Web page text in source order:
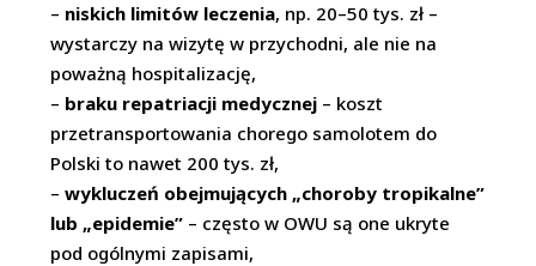
– niskich limitów leczenia, np. 20–50 tys. zł –
wystarczy na wizytę w przychodni, ale nie na
poważną hospitalizację,
– braku repatriacji medycznej – koszt
przetransportowania chorego samolotem do
Polski to nawet 200 tys. zł,
–wykluczeń obejmujących „choroby tropikalne”
lub „epidemie” – często w OWU są one ukryte
pod ogólnymi zapisami,